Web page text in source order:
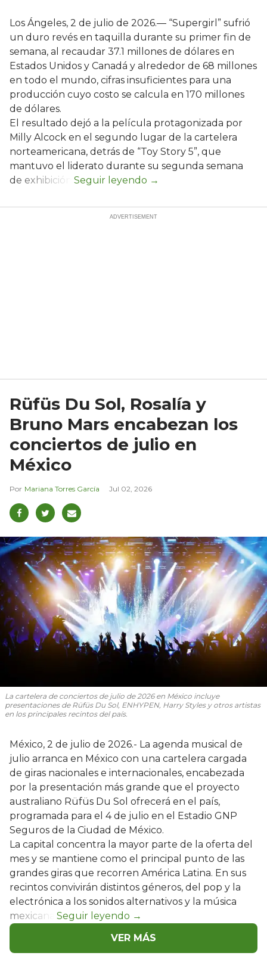
Los Ángeles, 2 de julio de 2026.— “Supergirl” sufrió
un duro revés en taquilla durante su primer fin de
semana, al recaudar 37.1 millones de dólares en
Estados Unidos y Canadá y alrededor de 68 millones
en todo el mundo, cifras insuficientes para una
producción cuyo costo se calcula en 170 millones
de dólares.
El resultado dejó a la película protagonizada por
Milly Alcock en el segundo lugar de la cartelera
norteamericana, detrás de “Toy Story 5”, que
mantuvo el liderato durante su segunda semana
de exhibición.
Rüfüs Du Sol, Rosalía y
Bruno Mars encabezan los
conciertos de julio en
México
Mariana Torres García Jul 02, 2026
La cartelera de conciertos de julio de 2026 en México incluye
presentaciones de Rüfüs Du Sol, ENHYPEN, Harry Styles y otros artistas
en los principales recintos del país.
México, 2 de julio de 2026.- La agenda musical de
julio arranca en México con una cartelera cargada
de giras nacionales e internacionales, encabezada
por la presentación más grande que el proyecto
australiano Rüfüs Du Sol ofrecerá en el país,
programada para el 4 de julio en el Estadio GNP
Seguros de la Ciudad de México.
La capital concentra la mayor parte de la oferta del
mes y se mantiene como el principal punto de las
grandes giras que recorren América Latina. En sus
recintos convivirán distintos géneros, del pop y la
electrónica a los sonidos alternativos y la música
mexicana.
VER MÁS